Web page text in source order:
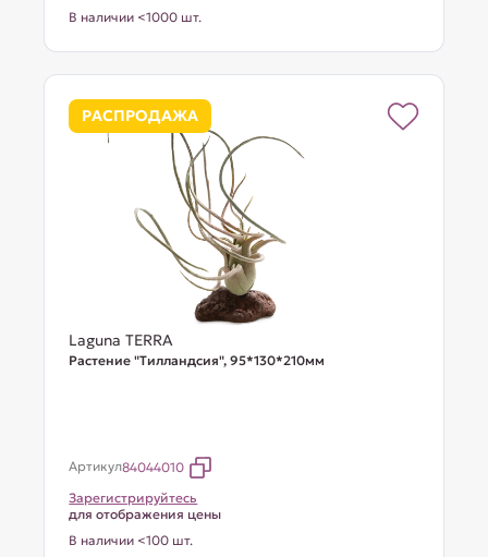
В наличии <1000 шт.
РАСПРОДАЖА
Laguna TERRA
Растение "Тилландсия", 95*130*210мм
Артикул84044010
Зарегистрируйтесь
для отображения цены
В наличии <100 шт.